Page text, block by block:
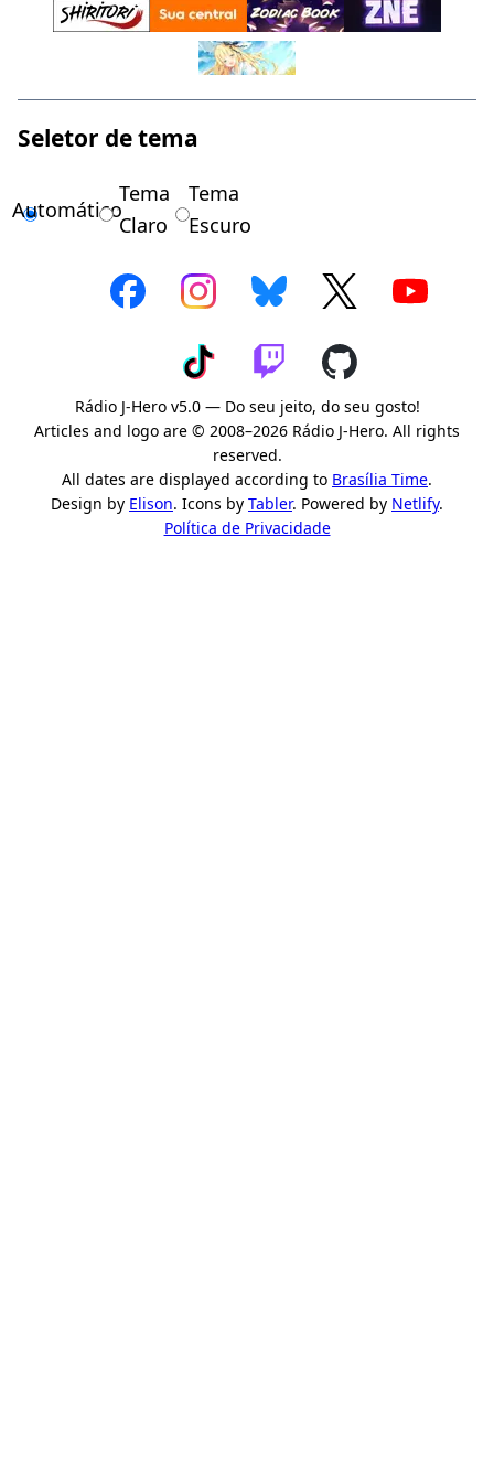
Seletor de tema
Automático
Tema
Claro
Tema
Escuro
Rádio J-Hero v5.0 — Do seu jeito, do seu gosto!
Articles and logo are © 2008–2026 Rádio J-Hero. All rights
reserved.
All dates are displayed according to Brasília Time.
Design by Elison. Icons by Tabler. Powered by Netlify.
Política de Privacidade